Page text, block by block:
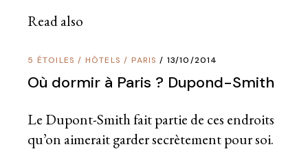
Read also
5 ÉTOILES / HÔTELS / PARIS 13/10/2014
Où dormir à Paris ? Dupond-Smith
Le Dupont-Smith fait partie de ces endroits
qu’on aimerait garder secrètement pour soi.